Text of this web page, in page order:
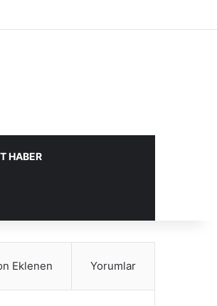
HABER
Eklenen Yorumlar